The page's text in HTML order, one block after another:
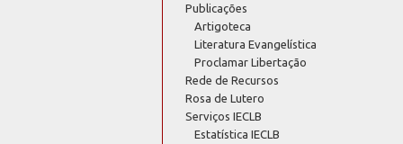
Publicações
Artigoteca
Literatura Evangelística
Proclamar Libertação
Rede de Recursos
Rosa de Lutero
Serviços IECLB
Estatística IECLB